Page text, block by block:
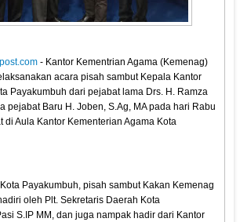
- Kantor Kementrian Agama (Kemenag)
acara pisah sambut Kepala Kantor
Payakumbuh dari pejabat lama Drs. H. Ramza
pejabat Baru H. Joben, S.Ag, MA pada hari Rabu
di Aula Kantor Kementerian Agama Kota
Payakumbuh, pisah sambut Kakan Kemenag
oleh Plt. Sekretaris Daerah Kota
S.IP MM, dan juga nampak hadir dari Kantor